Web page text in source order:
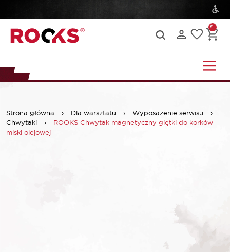
Strona główna › Dla warsztatu › Wyposażenie serwisu
›
Chwytaki
›
ROOKS Chwytak magnetyczny giętki do korków
miski olejowej